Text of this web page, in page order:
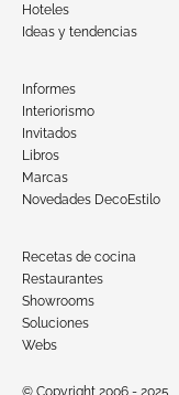
Hoteles
Ideas y tendencias
Informes
Interiorismo
Invitados
Libros
Marcas
Novedades DecoEstilo
Recetas de cocina
Restaurantes
Showrooms
Soluciones
Webs
© Copyright 2006 - 2025